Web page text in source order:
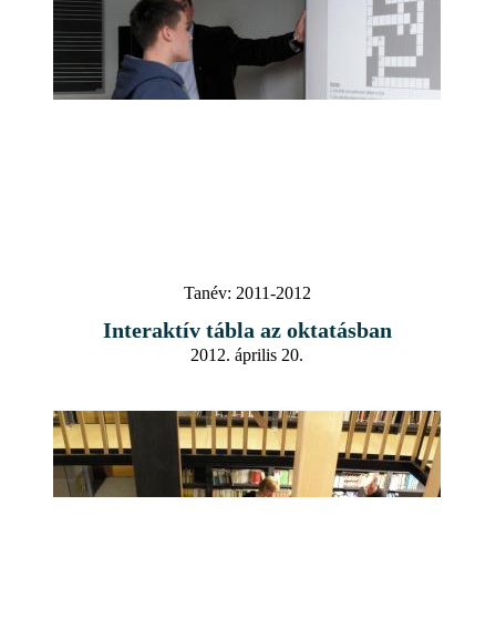
Tanév: 2011-2012
Interaktív tábla az oktatásban
2012. április 20.